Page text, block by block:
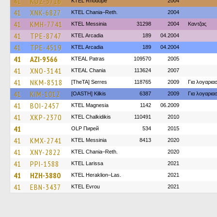
41 XNK-6827 KTEL Chania–Reth. 2004
41 KMH-7741 KTEL Messinia 31298 2004 Καντζας
41 TPE-8747 KTEL Arcadia 189 04.2004
41 TPE-4519 KTEL Arcadia 189 04.2004
41 AZI-9566 KTEAL Patras 109570 2005
41 XNO-3141 KTEAL Chania 113624 2007
41 NKM-8518 [TheTA] Serres 118765 2009 Για
41 KIM-1012 [OASTH] Kilkis 6387 2009 Για
41 BOI-2457 ΚΤΕL Magnesia 1142 06.2009
41 XKP-2370 ΚΤΕL Chalkidikis 110491 2010
41 OLP Пирей 534 2015
41 KMX-2741 KTEL Messinia 8413 2020
41 XNY-2822 KTEL Chania–Reth. 2020
41 PPI-1588 KTEL Larissa 2021
41 HZH-3880 KTEL Heraklion–Las. 2021
41 EBN-3437 KTEL Evrou 2021